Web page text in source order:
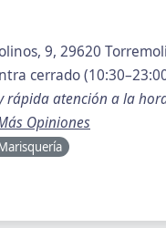
9, 29620
cerrado
rápida atención a la
Opiniones